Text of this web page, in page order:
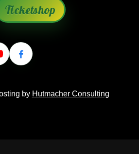
Ticketshop
by Hutmacher Consulting